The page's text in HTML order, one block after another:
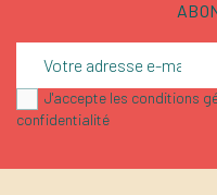
J'accepte les conditions
confidentialité